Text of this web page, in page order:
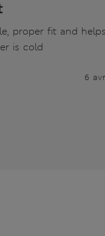
proper fit and
is cold
6